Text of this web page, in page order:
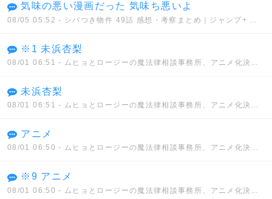
気味の悪い漫画だった 気味ち悪いよ
08/05 05:52 - シバつき物件 49話 感想・考察まとめ｜ジャンプ+ 大森えす 【読者の反応】
※1 未浜杏梨
08/01 06:51 - ムヒョとロージーの魔法律相談事務所、アニメ化決定！！
未浜杏梨
08/01 06:51 - ムヒョとロージーの魔法律相談事務所、アニメ化決定！！
アニメ
08/01 06:50 - ムヒョとロージーの魔法律相談事務所、アニメ化決定！！
※9 アニメ
08/01 06:50 - ムヒョとロージーの魔法律相談事務所、アニメ化決定！！